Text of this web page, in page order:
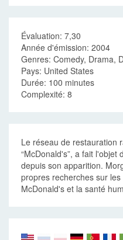
Évaluation: 7,30
Année d'émission: 2004
Genres: Comedy, Drama,
Pays: United States
Durée: 100 minutes
Complexité: 8
Le réseau de restauration
“McDonald's”, a fait
depuis son apparition.
propres recherches sur
McDonald's et la santé